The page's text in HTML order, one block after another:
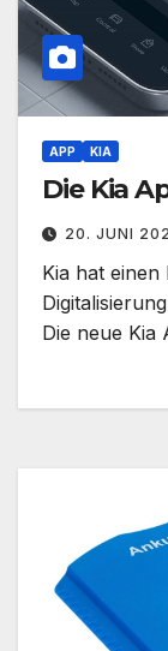
APP KIA
Die Kia
20. JUNI
Kia hat
Die neue